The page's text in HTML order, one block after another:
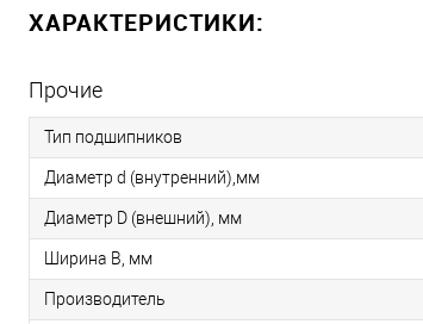
ХАРАКТЕРИСТИКИ:
Прочие
Тип подшипников
Диаметр d (внутренний),мм
Диаметр D (внешний), мм
Ширина B, мм
Производитель